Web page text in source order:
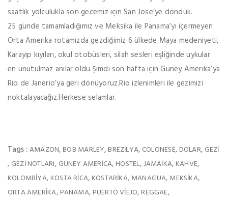
saatlik yolculukla son gecemiz için San Jose’ye döndük.
25 günde tamamladığımız ve Meksika ile Panama’yı içermeyen
Orta Amerika rotamızda gezdiğimiz 6 ülkede Maya medeniyeti,
Karayip kıyıları, okul otobüsleri, silah sesleri eşliğinde uykular
en unutulmaz anılar oldu.Şimdi son hafta için Güney Amerika’ya
Rio de Janerio’ya geri dönüyoruz.Rio izlenimleri ile gezimizi
noktalayacağız.Herkese selamlar.
Tags :AMAZON, BOB MARLEY, BREZILYA, COLONESE, DOLAR, GEZI
, GEZI NOTLARI, GÜNEY AMERICA, HOSTEL,JAMAIKA, KAHVE,
KOLOMBIYA, KOSTA RICA, KOSTARIKA, MANAGUA, MEKSIKA,
ORTA AMERIKA, PANAMA, PUERTO VIEJO, REGGAE,